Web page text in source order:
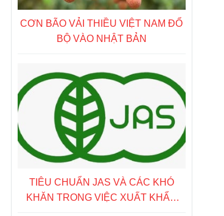
CƠN BÃO VẢI THIỀU VIỆT NAM ĐỔ
BỘ VÀO NHẬT BẢN
TIÊU CHUẨN JAS VÀ CÁC KHÓ
KHĂN TRONG VIỆC XUẤT KHẨU